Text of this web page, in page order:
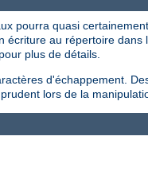
pourra quasi
écriture au répertoire
pour plus de détails.
d'échappement.
lors de la